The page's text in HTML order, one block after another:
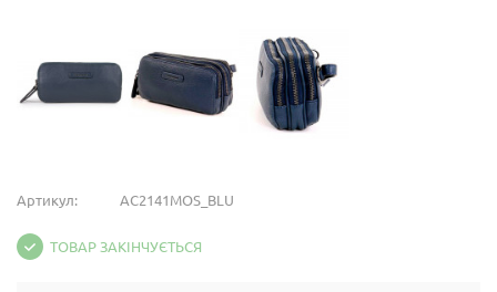
Артикул: AC2141MOS_BLU
ТОВАР ЗАКІНЧУЄТЬСЯ